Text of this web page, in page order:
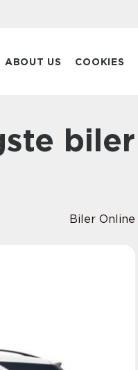
ABOUT US COOKIES
Biler Online